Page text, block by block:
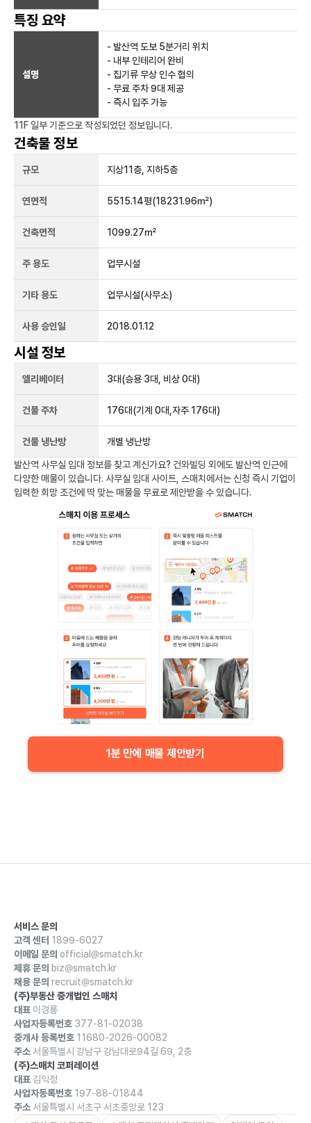
특징 요약
설명
- 발산역 도보 5분거리 위치
- 내부 인테리어 완비
- 집기류 무상 인수 협의
- 무료 주차 9대 제공
- 즉시 입주 가능
11F 일부 기준으로 작성되었던 정보입니다.
건축물 정보
규모 지상11층, 지하5층
연면적 5515.14평(18231.96㎡)
건축면적 1099.27㎡
주 용도 업무시설
기타 용도 업무시설(사무소)
사용 승인일 2018.01.12
시설 정보
엘리베이터 3대(승용 3대, 비상 0대)
건물 주차 176대(기계 0대,자주 176대)
건물 냉난방 개별 냉난방
발산역 사무실 임대 정보를 찾고 계신가요? 건와빌딩 외에도 발산역 인근에
다양한 매물이 있습니다. 사무실 임대 사이트, 스매치에서는 신청 즉시 기업이
입력한 희망 조건에 딱 맞는 매물을 무료로 제안받을 수 있습니다.
1분 만에 매물 제안받기
서비스 문의
고객 센터 1899-6027
이메일 문의 official@smatch.kr
제휴 문의 biz@smatch.kr
채용 문의 recruit@smatch.kr
(주)부동산 중개법인 스매치
대표 이경룡
사업자등록번호 377-81-02038
중개사 등록번호 11680-2026-00082
주소 서울특별시 강남구 강남대로94길 69, 2층
(주)스매치 코퍼레이션
대표 김익정
사업자등록번호 197-88-01844
주소 서울특별시 서초구 서초중앙로 123